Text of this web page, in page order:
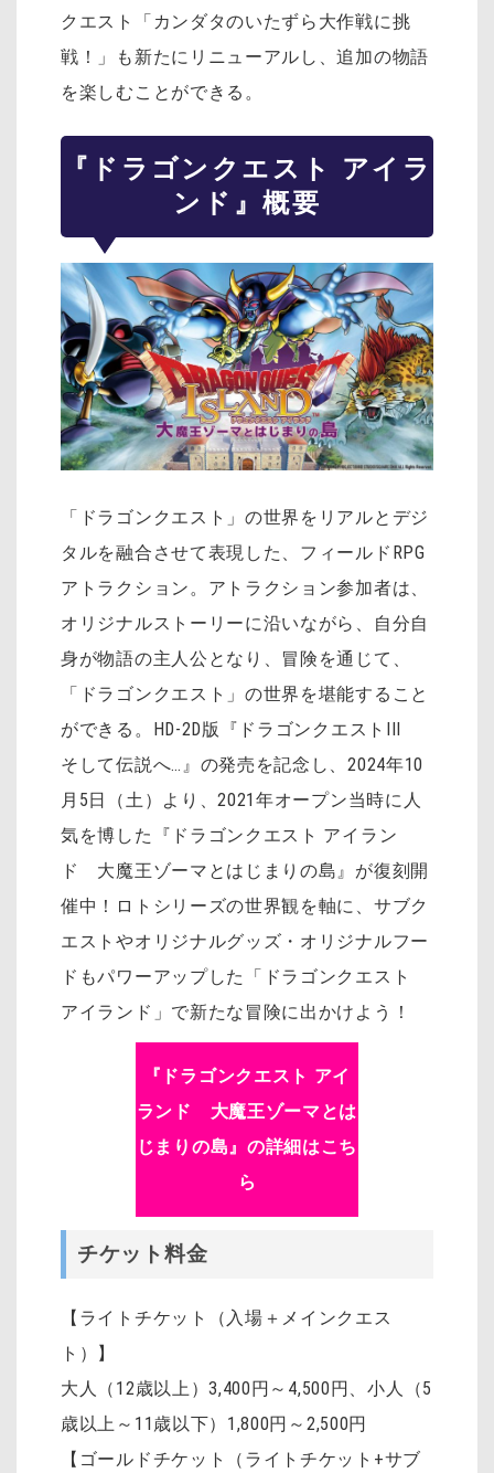
クエスト「カンダタのいたずら大作戦に挑
戦！」も新たにリニューアルし、追加の物語
を楽しむことができる。
『ドラゴンクエスト アイラ
ンド』概要
「ドラゴンクエスト」の世界をリアルとデジ
タルを融合させて表現した、フィールドRPG
アトラクション。アトラクション参加者は、
オリジナルストーリーに沿いながら、自分自
身が物語の主人公となり、冒険を通じて、
「ドラゴンクエスト」の世界を堪能すること
ができる。HD-2D版『ドラゴンクエストIII
そして伝説へ…』の発売を記念し、2024年10
月5日（土）より、2021年オープン当時に人
気を博した『ドラゴンクエスト アイラン
ド 大魔王ゾーマとはじまりの島』が復刻開
催中！ロトシリーズの世界観を軸に、サブク
エストやオリジナルグッズ・オリジナルフー
ドもパワーアップした「ドラゴンクエスト
アイランド」で新たな冒険に出かけよう！
『ドラゴンクエスト アイ
ランド 大魔王ゾーマとは
じまりの島』の詳細はこち
ら
チケット料金
【ライトチケット（入場＋メインクエス
ト）】
大人（12歳以上）3,400円～4,500円 、小人（5
歳以上～11歳以下）1,800円～2,500円
【ゴールドチケット（ライトチケット+サブ